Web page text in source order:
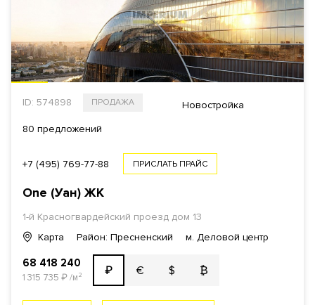
ID: 574898 ПРОДАЖА Новостройка
80 предложений
+7 (495) 769-77-88 ПРИСЛАТЬ ПРАЙС
One (Уан) ЖК
1-й Красногвардейский проезд дом 13
Карта
Район: Пресненский м. Деловой центр
68 418 240
1 315 735 ₽/м² ₽ € $ ₿